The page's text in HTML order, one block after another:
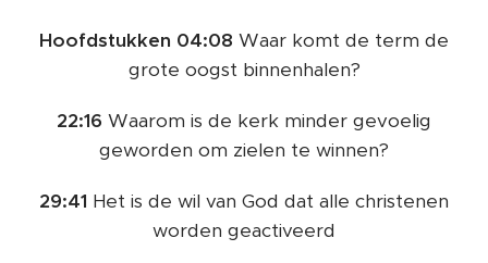
Hoofdstukken 04:08 Waar komt de term de
grote oogst binnenhalen?
22:16 Waarom is de kerk minder gevoelig
geworden om zielen te winnen?
29:41 Het is de wil van God dat alle christenen
worden geactiveerd